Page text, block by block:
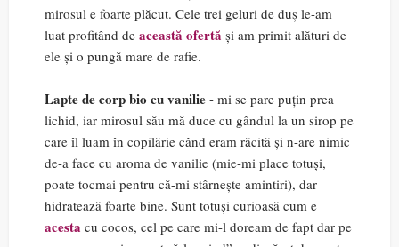
mirosul e foarte plăcut. Cele trei geluri de duș le-am
luat profitând de această ofertă și am primit alături de
ele și o pungă mare de rafie.
Lapte de corp bio cu vanilie - mi se pare puțin prea
lichid, iar mirosul său mă duce cu gândul la un sirop pe
care îl luam în copilărie când eram răcită și n-are nimic
de-a face cu aroma de vanilie (mie-mi place totuși,
poate tocmai pentru că-mi stârnește amintiri), dar
hidratează foarte bine. Sunt totuși curioasă cum e
acesta cu cocos, cel pe care mi-l doream de fapt dar pe